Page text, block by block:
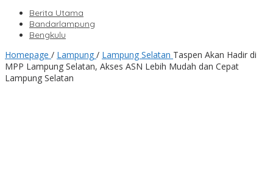
Berita Utama
Bandarlampung
Bengkulu
Homepage / Lampung / Lampung Selatan Taspen Akan Hadir di
MPP Lampung Selatan, Akses ASN Lebih Mudah dan Cepat
Lampung Selatan